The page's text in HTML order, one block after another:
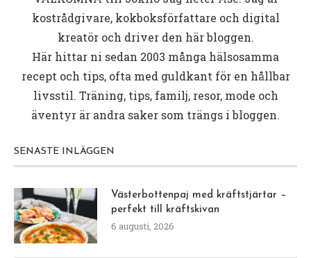
kostrådgivare, kokboksförfattare och digital
kreatör och driver den här bloggen.
Här hittar ni sedan 2003 många hälsosamma
recept och tips, ofta med guldkant för en hållbar
livsstil. Träning, tips, familj, resor, mode och
äventyr är andra saker som trängs i bloggen.
SENASTE INLÄGGEN
Västerbottenpaj med kräftstjärtar –
perfekt till kräftskivan
6 augusti, 2026